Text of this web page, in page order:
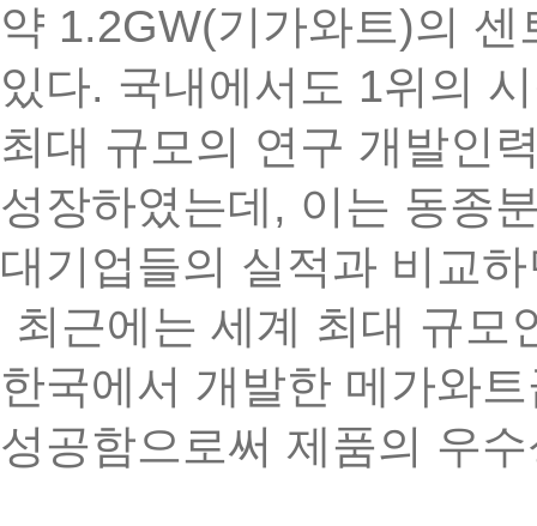
약 1.2GW(기가와트)의 센
있다. 국내에서도 1위의
최대 규모의 연구 개발인
성장하였는데 , 이는 동종
대기업들의 실적과 비교
최근에는 세계 최대 규모
한국에서 개발한 메가와
성공함으로써 제품의 우